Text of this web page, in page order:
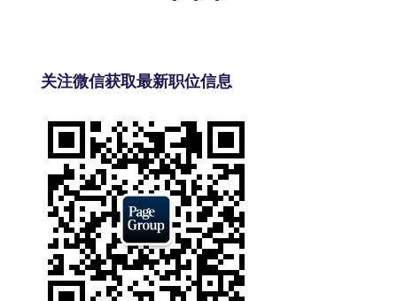
关注微信获取最新职位信息